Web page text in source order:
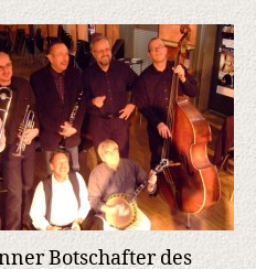
Botschafter des